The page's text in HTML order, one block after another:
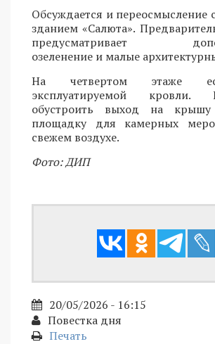
Обсуждается и переосмысление
зданием «Салюта».
предусматривает
озеленение и малые
На четвертом этаже
эксплуатируемой кровли.
обустроить выход на
площадку для камерных
свежем воздухе.
Фото: ДИП
20/05/2026 - 16:15
Повестка дня
Печать